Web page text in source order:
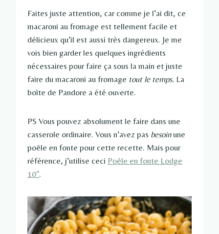
Faites juste attention, car comme je l’ai dit, ce
macaroni au fromage est tellement facile et
délicieux qu’il est aussi très dangereux. Je me
vois bien garder les quelques ingrédients
nécessaires pour faire ça sous la main et juste
faire du macaroni au fromage tout le temps. La
boîte de Pandore a été ouverte.
PS Vous pouvez absolument le faire dans une
casserole ordinaire. Vous n’avez pas besoinune
poêle en fonte pour cette recette. Mais pour
référence, j’utilise ceci Poêle en fonte Lodge
10″.